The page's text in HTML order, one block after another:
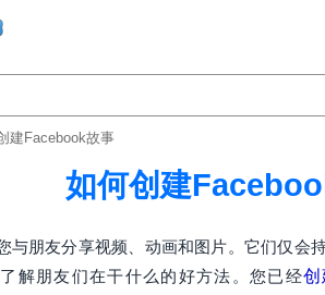
建Facebook故事
如何创建
与朋友分享视频、动画和图片。它们仅会
解朋友们在干什么的好方法。您已经创